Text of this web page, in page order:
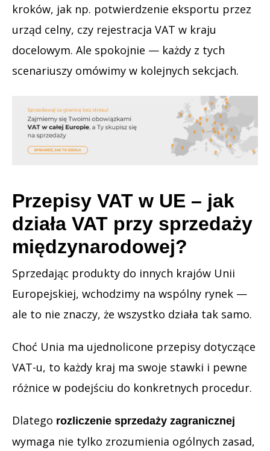
kroków, jak np. potwierdzenie eksportu przez
urząd celny, czy rejestracja VAT w kraju
docelowym. Ale spokojnie — każdy z tych
scenariuszy omówimy w kolejnych sekcjach.
Przepisy VAT w UE – jak
działa VAT przy sprzedaży
międzynarodowej?
Sprzedając produkty do innych krajów Unii
Europejskiej, wchodzimy na wspólny rynek —
ale to nie znaczy, że wszystko działa tak samo.
Choć Unia ma ujednolicone przepisy dotyczące
VAT-u, to każdy kraj ma swoje stawki i pewne
różnice w podejściu do konkretnych procedur.
Dlatego rozliczenie sprzedaży zagranicznej
wymaga nie tylko zrozumienia ogólnych zasad,